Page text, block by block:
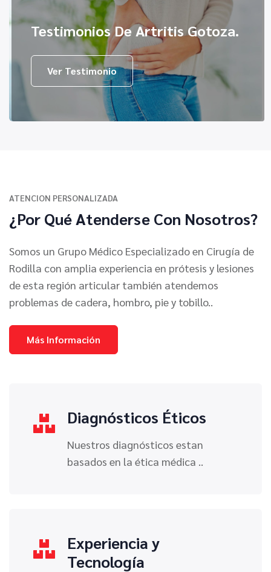
Testimonios De Artritis Gotoza.
Ver Testimonio
ATENCION PERSONALIZADA
¿Por Qué Atenderse Con Nosotros?
Somos un Grupo Médico Especializado en Cirugía de
Rodilla con amplia experiencia en prótesis y lesiones
de esta región articular también atendemos
problemas de cadera, hombro, pie y tobillo..
Más Información
Diagnósticos Éticos
Nuestros diagnósticos estan
basados en la ética médica ..
Experiencia y
Tecnología